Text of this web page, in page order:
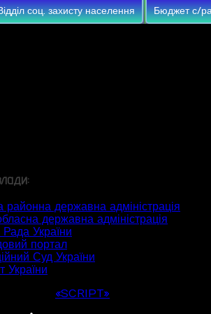
соц. захисту населення Бюджет с/
районна державна адміністрація
державна адміністрація
України
портал
Суд України
України
«SCRIPT»